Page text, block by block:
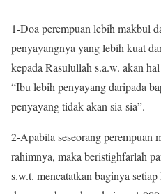
1-Doa perempuan lebih makbul
penyayangnya yang lebih kuat
kepada Rasulullah s.a.w. akan
“Ibu lebih penyayang daripada
penyayang tidak akan sia-sia”.
2-Apabila seseorang perempuan
rahimnya, maka beristighfarlah
s.w.t. mencatatkan baginya